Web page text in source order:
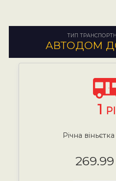
ТИП
АВТОДОМ
1
Річна